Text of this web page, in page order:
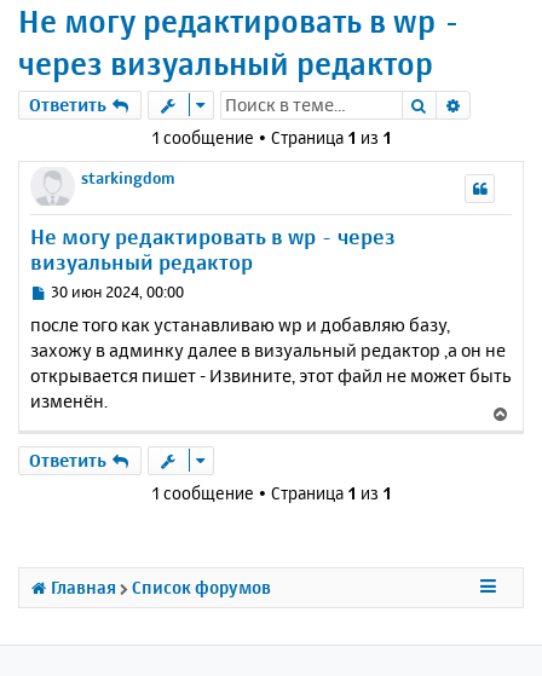
Не могу редактировать в wp -
через визуальный редактор
Ответить Поиск
1 сообщение • Страница 1 из 1
starkingdom
Не могу редактировать в wp - через
визуальный редактор
С
о
б
щ
е
и
е
30 июн 2024, 00:00
после того как устанавливаю wp и добавляю базу,
захожу в админку далее в визуальный редактор ,а он не
открывается пишет - Извините, этот файл не может быть
изменён.
е
с
н
Ответить
1 сообщение • Страница 1 из 1
Главная Список форумов